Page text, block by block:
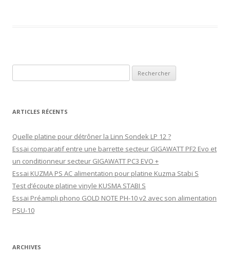
ARTICLES RÉCENTS
Quelle platine pour détrôner la Linn Sondek LP 12 ?
Essai comparatif entre une barrette secteur GIGAWATT PF2 Evo et
un conditionneur secteur GIGAWATT PC3 EVO +
Essai KUZMA PS AC alimentation pour platine Kuzma Stabi S
Test d’écoute platine vinyle KUSMA STABI S
Essai Préampli phono GOLD NOTE PH-10 v2 avec son alimentation
PSU-10
ARCHIVES